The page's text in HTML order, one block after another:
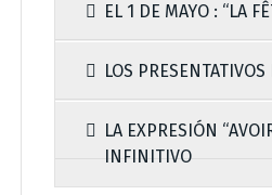
EL 1 DE MAYO : “LA
LOS PRESENTATIVOS
LA EXPRESIÓN
INFINITIVO